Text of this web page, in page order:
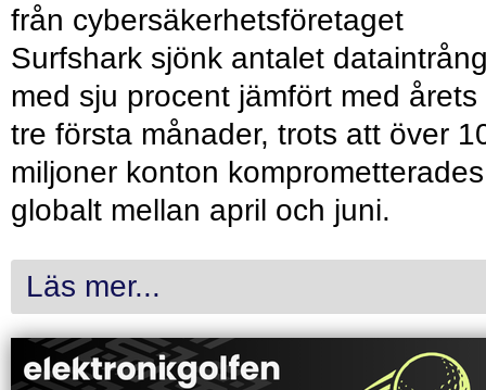
från cybersäkerhetsföretaget
Surfshark sjönk antalet
med sju procent jämfört med årets
tre första månader, trots att över
miljoner konton komprometterades
globalt mellan april och juni.
Läs mer...